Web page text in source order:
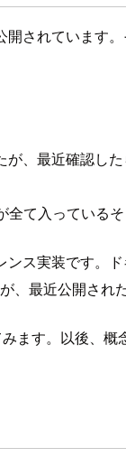
されています
、最近確認し
て入っている
ス実装です。
最近公開され
ます。以後、概